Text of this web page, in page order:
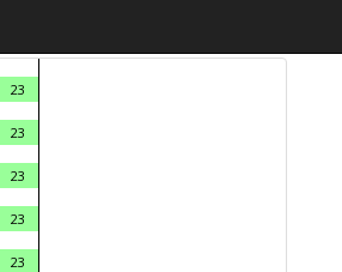
23
23
23
23
23